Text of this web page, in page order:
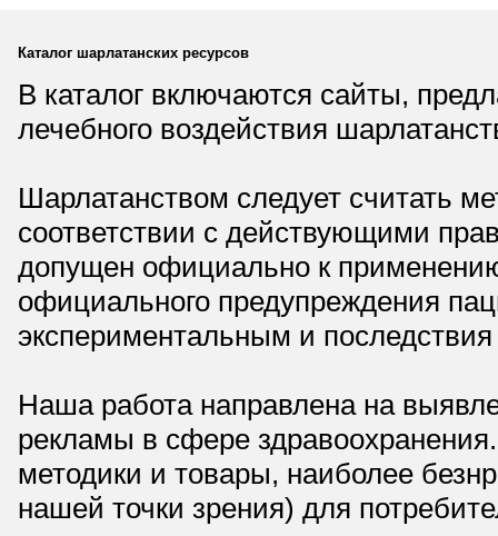
Каталог шарлатанских ресурсов
В каталог включаются сайты,
лечебного воздействия
Шарлатанством следует считать
соответствии с действующими
допущен официально к
официального предупреждения
экспериментальным и
Наша работа направлена на
рекламы в сфере
методики и товары, наиболее
нашей точки зрения) для